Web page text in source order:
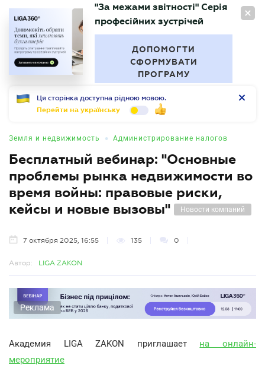
RU
БУХГАЛТЕР
"За межами звітності" Серія
професійних зустрічей
ДОПОМОГТИ
СФОРМУВАТИ
ПРОГРАМУ
Ця сторінка доступна рідною мовою.
Перейти на українську
Земля и недвижимость • Администрирование налогов
Бесплатный вебинар: "Основные
проблемы рынка недвижимости во
время войны: правовые риски,
кейсы и новые вызовы"
Новости компаний
7 октября 2025, 16:55 135 0
Автор: LIGA ZAKON
Реклама
Академия LIGA ZAKON приглашает на онлайн-
мероприятие